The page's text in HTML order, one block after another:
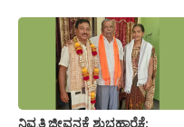
ನಿವೃತ್ತಿ ಜೀವನಕ್ಕೆ ಶುಭಹಾರೈಕೆ: